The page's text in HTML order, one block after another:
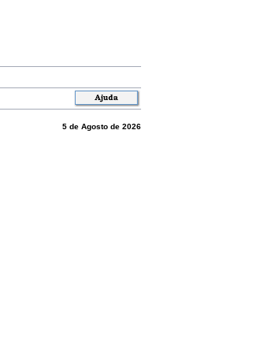
5 de Agosto de 2026